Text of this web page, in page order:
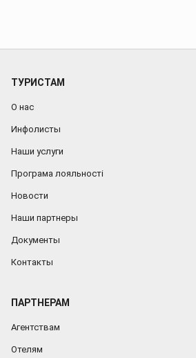
ТУРИСТАМ
О нас
Инфолисты
Наши услуги
Програма лояльності
Новости
Наши партнеры
Документы
Контакты
ПАРТНЕРАМ
Агентствам
Отелям